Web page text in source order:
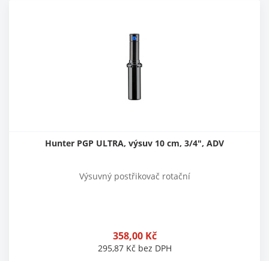
Hunter PGP ULTRA, výsuv 10 cm, 3/4", ADV
Výsuvný postřikovač rotační
358,00 Kč
295,87 Kč bez DPH